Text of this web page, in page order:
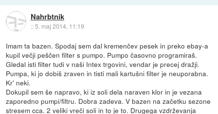
Nahrbtnik
::5. maj 2014, 11:19
Imam ta bazen. Spodaj sem dal kremenčev pesek in preko ebay-a
kupil večji peščen filter s pumpo. Pumpo časovno programiraš.
Gledal isti filter tudi v naši Intex trgovini, vendar je precej dražji.
Pumpa, ki jo dobiš zraven in tisti mali kartušni filter je neuporabna.
Kr' neki.
Dokupil sem še napravo, ki iz soli dela naraven klor in je vezana
zaporedno pumpi/filtru. Dobra zadeva. V bazen na začetku sezone
stresem cca. 2 veliki vreči soli in to je to. Drugega vzdrževanja